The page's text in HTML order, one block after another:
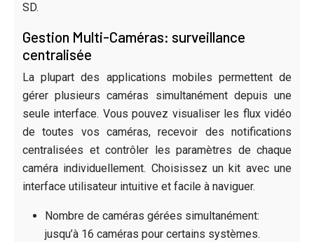
SD.
Gestion Multi-Caméras: surveillance
centralisée
La plupart des applications mobiles permettent de
gérer plusieurs caméras simultanément depuis une
seule interface. Vous pouvez visualiser les flux vidéo
de toutes vos caméras, recevoir des notifications
centralisées et contrôler les paramètres de chaque
caméra individuellement. Choisissez un kit avec une
interface utilisateur intuitive et facile à naviguer.
Nombre de caméras gérées simultanément:
jusqu’à 16 caméras pour certains systèmes.